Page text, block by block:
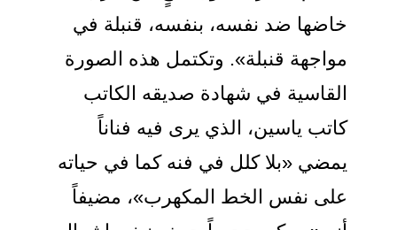
خاضها ضد نفسه، بنفسه، قنبلة في
مواجهة قنبلة». وتكتمل هذه الصورة
القاسية في شهادة صديقه الكاتب
كاتب ياسين، الذي يرى فيه فناناً
يمضي «بلا كلل في فنه كما في حياته
على نفس الخط المكهرب»، مضيفاً